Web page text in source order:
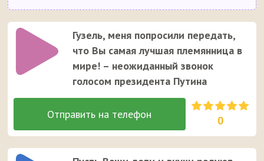
Гузель, меня попросили передать,
что Вы самая лучшая племянница в
мире! – неожиданный звонок
голосом президента Путина
0